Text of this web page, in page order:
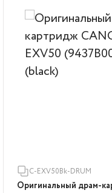
C-EXV50Bk-DRUM
Оригинальный драм-